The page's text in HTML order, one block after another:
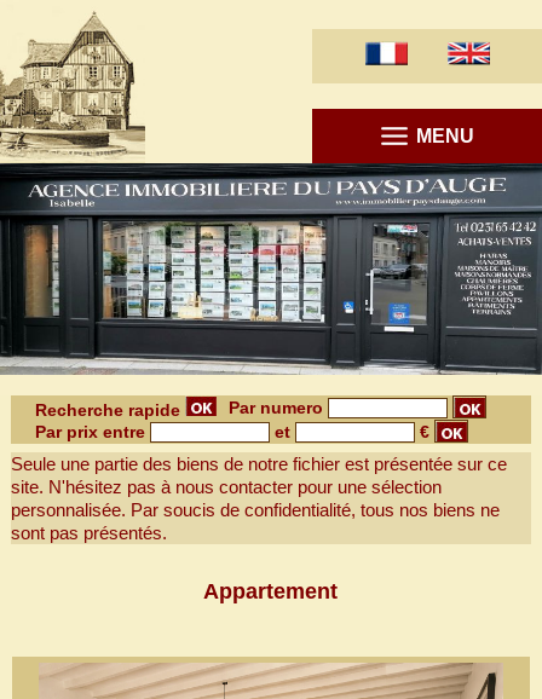
MENU
Recherche rapide
Par numero
Par prix entre
et €
Seule une partie des biens de notre fichier est présentée sur ce
site. N'hésitez pas à nous contacter pour une sélection
personnalisée. Par soucis de confidentialité, tous nos biens ne
sont pas présentés.
Appartement